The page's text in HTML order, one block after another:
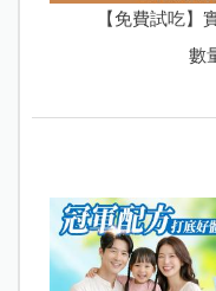
【免費試吃】
數